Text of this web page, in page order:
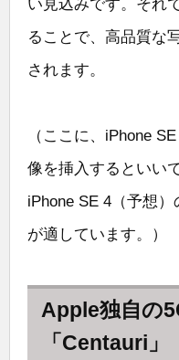
い見込みです。それ
ることで、高品質な
されます。
（ここに、iPhone
像を挿入するといい
iPhone SE 4（予想
が適しています。）
Apple独自の
「Centauri」